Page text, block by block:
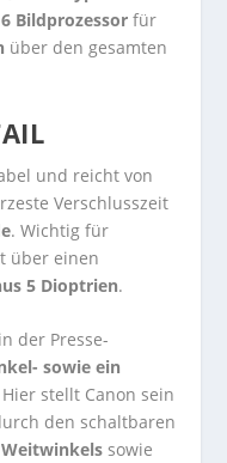
Bildprozessor für
über den gesamten
und reicht von
Verschlusszeit
. Wichtig für
über einen
5 Dioptrien.
der Presse-
sowie ein
stellt Canon sein
den schaltbaren
sowie